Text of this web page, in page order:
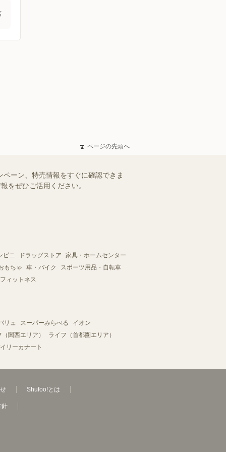
ページの先頭へ
ーン、特売情報をすぐに確認できま
をぜひご活用ください。
ビニ ドラッグストア
家具・ホームセンター
もちゃ 車・バイク
スポーツ用品・自転車
ィットネス
リュ スーパーみらべる
イオン
関西エリア）
ライフ（首都圏エリア）
リーカナート
Shufoo!とは
針